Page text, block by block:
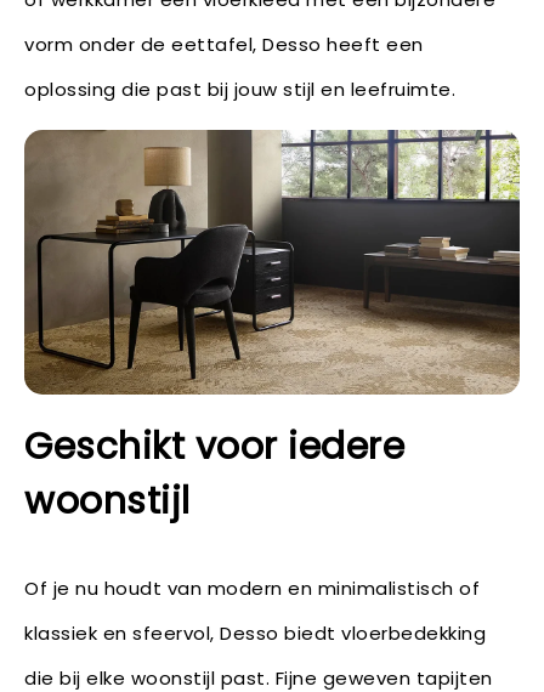
vorm onder de eettafel, Desso heeft een
oplossing die past bij jouw stijl en leefruimte.
Geschikt voor iedere
woonstijl
Of je nu houdt van modern en minimalistisch of
klassiek en sfeervol, Desso biedt vloerbedekking
die bij elke woonstijl past. Fijne geweven tapijten